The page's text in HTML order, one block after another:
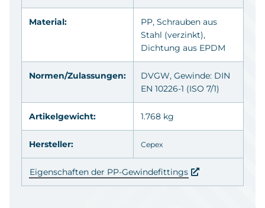
Material: PP, Schrauben aus
Stahl (verzinkt),
Dichtung aus EPDM
Normen/Zulassungen: DVGW, Gewinde: DIN
EN 10226-1 (ISO 7/1)
Artikelgewicht: 1.768 kg
Hersteller: Cepex
Eigenschaften der PP-Gewindefittings